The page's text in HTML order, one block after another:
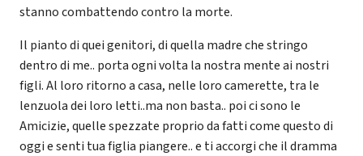
stanno combattendo contro la morte.
Il pianto di quei genitori, di quella madre che stringo
dentro di me.. porta ogni volta la nostra mente ai nostri
figli. Al loro ritorno a casa, nelle loro camerette, tra le
lenzuola dei loro letti..ma non basta.. poi ci sono le
Amicizie, quelle spezzate proprio da fatti come questo di
oggi e senti tua figlia piangere.. e ti accorgi che il dramma